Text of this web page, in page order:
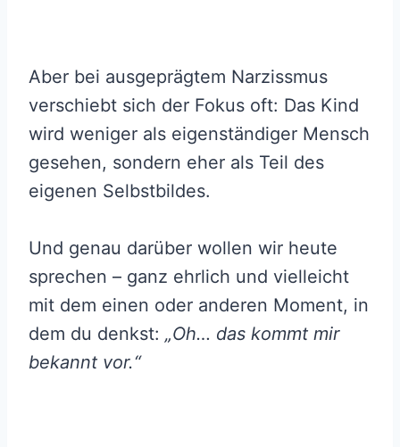
Aber bei ausgeprägtem Narzissmus
verschiebt sich der Fokus oft: Das Kind
wird weniger als eigenständiger Mensch
gesehen, sondern eher als Teil des
eigenen Selbstbildes.
Und genau darüber wollen wir heute
sprechen – ganz ehrlich und vielleicht
mit dem einen oder anderen Moment, in
dem du denkst: „Oh… das kommt mir
bekannt vor.“